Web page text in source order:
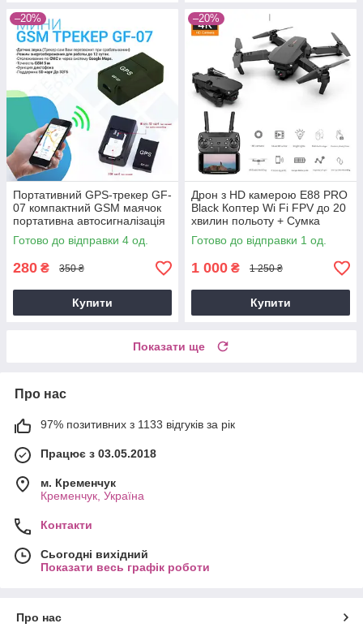
–20%
Портативний GPS-трекер GF-
07 компактний GSM маячок
портативна автосигналізація
Готово до відправки 4 од.
280 ₴ 350 ₴
Купити
–20%
Дрон з HD камерою E88 PRO
Black Коптер Wi Fi FPV до 20
хвилин польоту + Сумка
Готово до відправки 1 од.
1 000 ₴ 1 250 ₴
Купити
Показати ще
Про нас
97% позитивних з 1133 відгуків за рік
Працює з 03.05.2018
м. Кременчук
Кременчук, Україна
Контакти
Сьогодні вихідний
Показати весь графік роботи
Про нас